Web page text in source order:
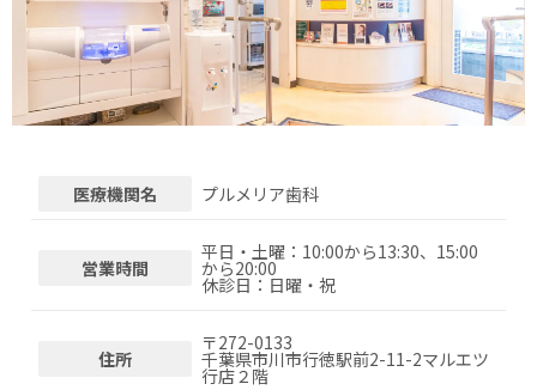
医療機関名 プルメリア歯科
営業時間
平日・土曜：10:00から13:30、15:00
から20:00
休診日：日曜・祝
住所
〒272-0133
千葉県市川市行徳駅前2-11-2マルエツ
行店２階